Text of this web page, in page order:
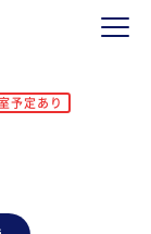
予定あり